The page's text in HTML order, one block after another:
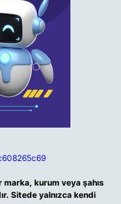
kurum veya şahıs
Sitede yalnızca kendi